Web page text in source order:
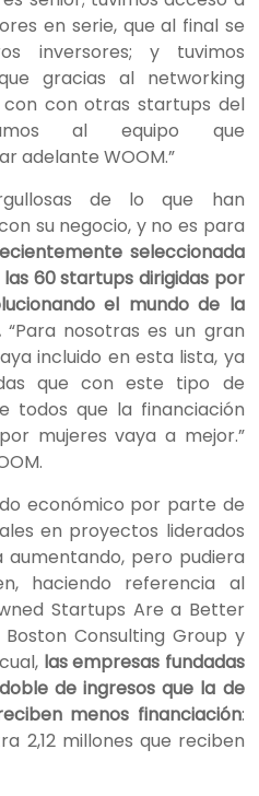
en serie, que al final se
inversores; y tuvimos
gracias al networking
con otras startups del
al equipo que
adelante WOOM.”
de lo que han
su negocio, y no es para
seleccionada
60 startups dirigidas por
el mundo de la
“Para nosotras es un gran
incluido en esta lista, ya
que con este tipo de
todos que la financiación
mujeres vaya a mejor.”
económico por parte de
en proyectos liderados
pero pudiera
haciendo referencia al
Startups Are a Better
Consulting Group y
las empresas fundadas
de ingresos que la de
menos financiación:
2,12 millones que reciben